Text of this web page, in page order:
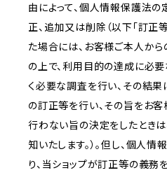
由によって、個人情報保護法
正、追加又は削除（以下「訂正
た場合には、お客様ご本人か
の上で、利用目的の達成に必
く必要な調査を行い、その結
の訂正等を行い、その旨をお
行わない旨の決定をしたとき
知いたします。）。但し、個人
り、当ショップが訂正等の義務